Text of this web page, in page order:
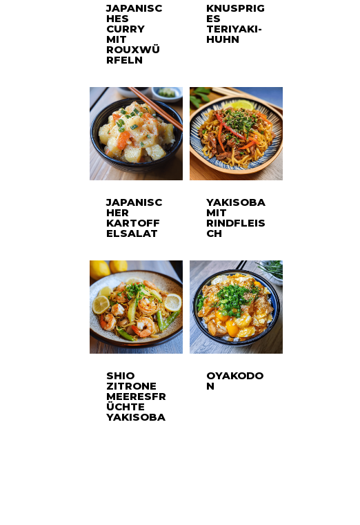
JAPANISC
HES
CURRY
MIT
ROUXWÜ
RFELN
KNUSPRIG
ES
TERIYAKI-
HUHN
JAPANISC
HER
KARTOFF
ELSALAT
YAKISOBA
MIT
RINDFLEIS
CH
SHIO
ZITRONE
MEERESFR
ÜCHTE
YAKISOBA
OYAKODO
N